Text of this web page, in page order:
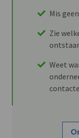
Mis
Zie
Weet